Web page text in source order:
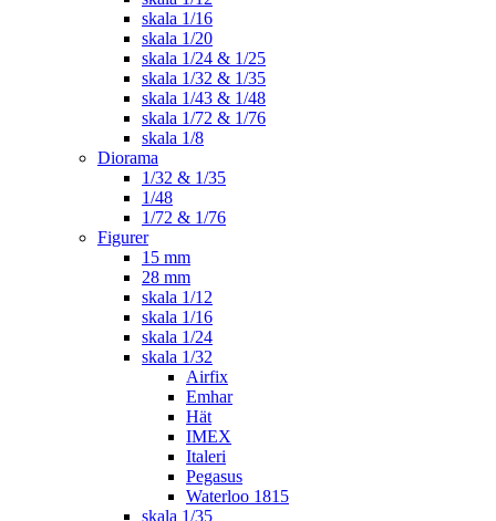
skala 1/16
skala 1/20
skala 1/24 & 1/25
skala 1/32 & 1/35
skala 1/43 & 1/48
skala 1/72 & 1/76
skala 1/8
Diorama
1/32 & 1/35
1/48
1/72 & 1/76
Figurer
15 mm
28 mm
skala 1/12
skala 1/16
skala 1/24
skala 1/32
Airfix
Emhar
Hät
IMEX
Italeri
Pegasus
Waterloo 1815
skala 1/35